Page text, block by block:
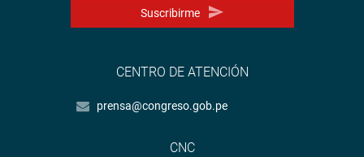
Suscribirme
CENTRO DE ATENCIÓN
prensa@congreso.gob.pe
CNC